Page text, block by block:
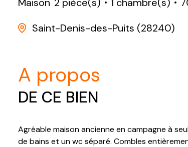
Maison 2 pièce(s) 1 chambre(s)
Saint-Denis-des-Puits (28240)
a propos
DE CE BIEN
Agréable maison ancienne en campagne à
de bains et un wc séparé. Combles